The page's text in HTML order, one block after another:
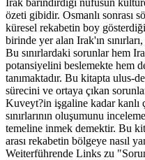
özeti gibidir. Osmanlı sonrası
küresel rekabetin boy
birinde yer alan Irak'ın
Bu sınırlardaki sorunlar hem
potansiyelini beslemekte hem
tanımaktadır. Bu kitapta ulus-
sürecini ve ortaya çıkan
Kuveyt?in işgaline kadar kanlı
sınırlarının oluşumunu
temeline inmek demektir. Bu
arası rekabetin bölgeye nasıl
Weiterführende Links zu